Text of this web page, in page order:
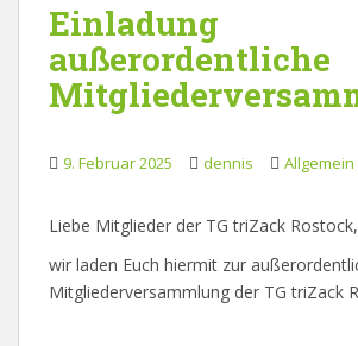
Einladung
außerordentliche
9. Februar 2025 dennis Allgemein
Liebe Mitglieder der TG triZack Rostock,
wir laden Euch hiermit zur
Mitgliederversammlung der TG triZack